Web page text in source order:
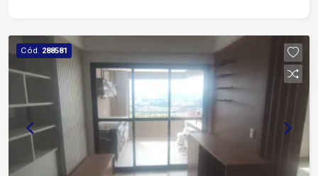
segurança Playground Espaço pet Academia
Sauna Mini campo Quadra poliesportiva Piscina
adulto e infantil Salão de festas 2 quiosques
Bicicletário Portaria 24 horas
Cód. 288581